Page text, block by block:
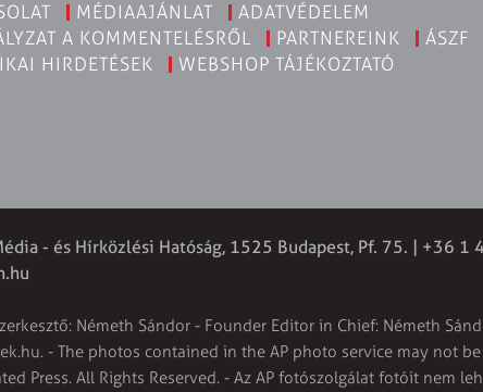
MÉDIAAJÁNLAT
ADATVÉDELEM
A KOMMENTELÉSRŐL
PARTNEREINK
ÁSZF
HIRDETÉSEK
WEBSHOP TÁJÉKOZTATÓ
- és Hírközlési Hatóság, 1525 Budapest, Pf. 75. | +36
Németh Sándor - Founder Editor in Chief: Németh
. - The photos contained in the AP photo service may not
Press. All Rights Reserved. - Az AP fotószolgálat fotóit nem